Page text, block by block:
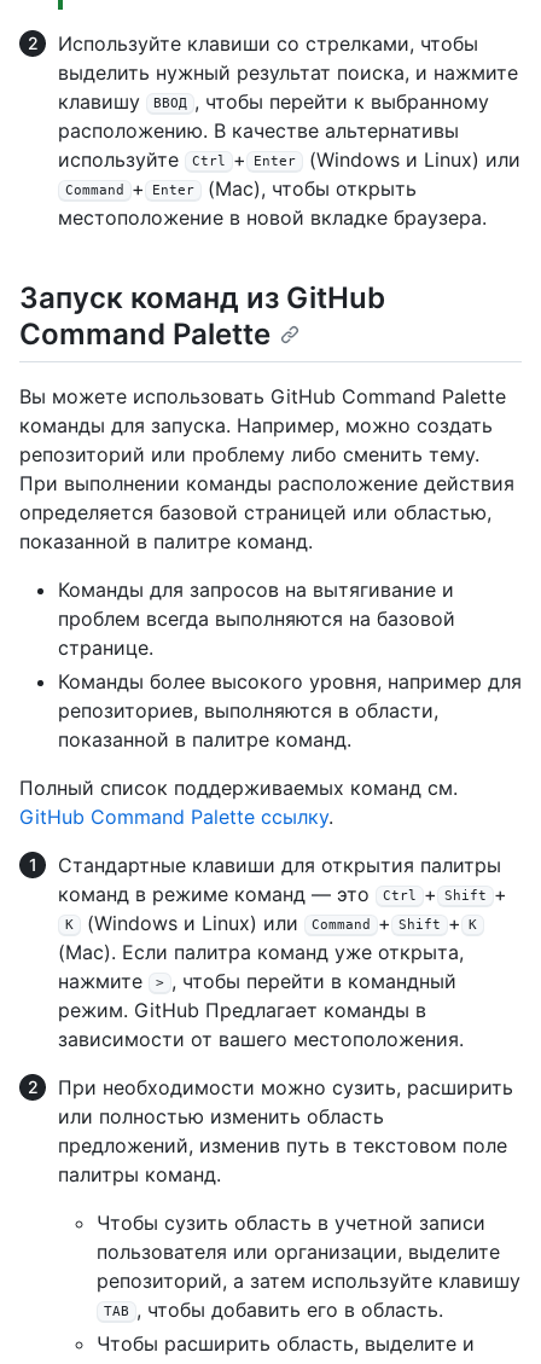
Используйте клавиши со стрелками, чтобы
выделить нужный результат поиска, и нажмите
клавишу
ВВОД , чтобы перейти к выбранному
расположению. В качестве альтернативы
используйте
Ctrl + Enter (Windows и Linux) или
Command + Enter
(Mac), чтобы открыть
местоположение в новой вкладке браузера.
Запуск команд из GitHub
Command Palette
Вы можете использовать GitHub Command Palette
команды для запуска. Например, можно создать
репозиторий или проблему либо сменить тему.
При выполнении команды расположение действия
определяется базовой страницей или областью,
показанной в палитре команд.
Команды для запросов на вытягивание и
проблем всегда выполняются на базовой
странице.
Команды более высокого уровня, например для
репозиториев, выполняются в области,
показанной в палитре команд.
Полный список поддерживаемых команд см.
GitHub Command Palette ссылку.
Стандартные клавиши для открытия палитры
команд в режиме команд — это
Ctrl + Shift +
K (Windows и Linux) или Command + Shift + K
(Mac). Если палитра команд уже открыта,
нажмите
> , чтобы перейти в командный
режим. GitHub Предлагает команды в
зависимости от вашего местоположения.
При необходимости можно сузить, расширить
или полностью изменить область
предложений, изменив путь в текстовом поле
палитры команд.
Чтобы сузить область в учетной записи
пользователя или организации, выделите
репозиторий, а затем используйте клавишу
TAB
, чтобы добавить его в область.
Чтобы расширить область, выделите и